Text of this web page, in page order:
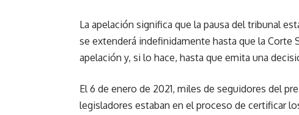
La apelación significa que la pausa del tribunal
se extenderá indefinidamente hasta que la Corte
apelación y, si lo hace, hasta que emita una
El 6 de enero de 2021, miles de seguidores del
legisladores estaban en el proceso de certificar